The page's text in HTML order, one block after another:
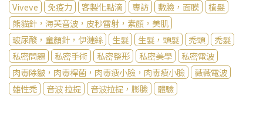
Viveve 免疫力 客製化點滴 專訪 敷臉，面膜
植髮
熊貓針，海芙音波，皮秒雷射，素顏，美肌
玻尿酸，童顏針，伊漣絲
生髮 生髮，頭髮 禿頭
禿髮
私密問題
私密手術 私密整形 私密美學
私密電波
肉毒除皺，肉毒桿菌，肉毒瘦小臉，肉毒瘦小臉
薇薇電波
雄性禿
音波 拉提 音波拉提，膨臉 體驗